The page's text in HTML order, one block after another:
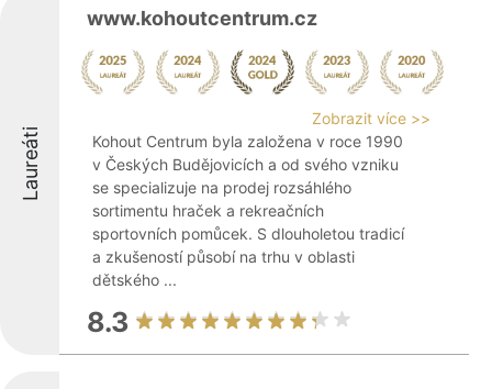
Laureáti
www.kohoutcentrum.cz
Zobrazit více >>
Kohout Centrum byla založena v roce 1990
v Českých Budějovicích a od svého vzniku
se specializuje na prodej rozsáhlého
sortimentu hraček a rekreačních
sportovních pomůcek. S dlouholetou tradicí
a zkušeností působí na trhu v oblasti
dětského ...
8.3